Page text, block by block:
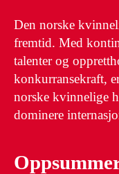
Den norske
fremtid. Med
talenter og
konkurransekraft,
norske kvinnelige
dominere